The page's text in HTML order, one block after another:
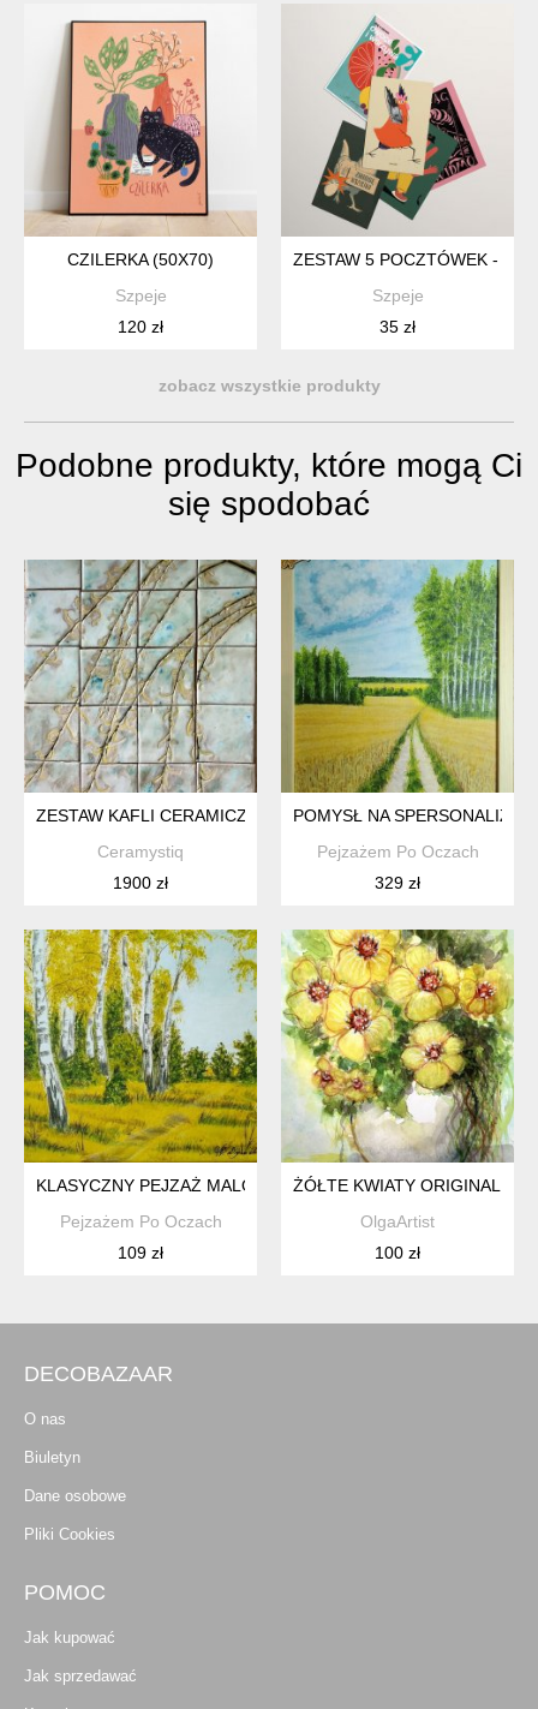
CZILERKA (50X70)
Szpeje
120 zł
ZESTAW 5 POCZTÓWEK -
Szpeje
35 zł
zobacz wszystkie produkty
Podobne produkty, które mogą Ci
się spodobać
ZESTAW KAFLI CERAMICZNYCH "WIERZBA"
Ceramystiq
1900 zł
POMYSŁ NA
Pejzażem Po Oczach
329 zł
KLASYCZNY PEJZAŻ MALOWANY NA PŁÓTNIE - "BRZOZOWE
Pejzażem Po Oczach
109 zł
ŻÓŁTE KWIATY ORIGINAL
OlgaArtist
100 zł
DECOBAZAAR
O nas
Biuletyn
Dane osobowe
Pliki Cookies
POMOC
Jak kupować
Jak sprzedawać